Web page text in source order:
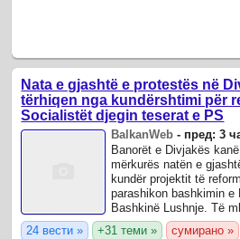
Nata e gjashtë e protestës në
tërhiqen nga kundërshtimi për
Socialistët djegin teserat e PS
BalkanWeb - пред: 3
Banorët e Divjakës
mërkurës natën e
kundër projektit të
parashikon bashkimin
Bashkinë Lushnje. Të
qytetit, protestuesit
24 вести » +31 теми » сумирано »